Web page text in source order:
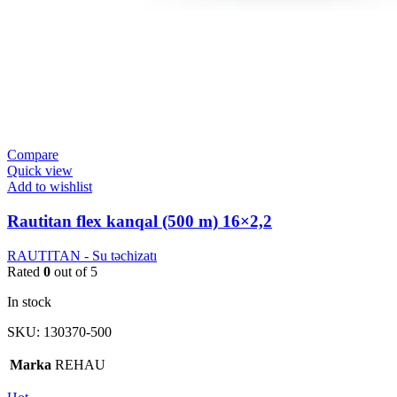
Compare
Quick view
Add to wishlist
Rautitan flex kanqal (500 m) 16×2,2
RAUTITAN - Su təchizatı
Rated 0 out of 5
In stock
SKU: 130370-500
Marka REHAU